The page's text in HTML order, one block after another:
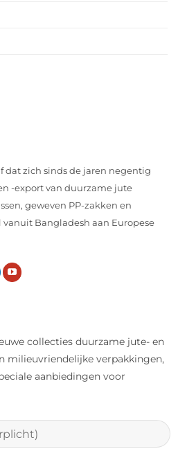
dat zich sinds de jaren negentig
-export van duurzame jute
geweven PP-zakken en
Bangladesh aan Europese
collecties duurzame jute- en
milieuvriendelijke verpakkingen,
aanbiedingen voor